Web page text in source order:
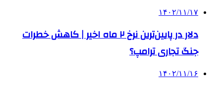
۱۴۰۲/۱۱/۱۷
دلار در پایین‌ترین نرخ ۲ ماه اخیر | کاهش خطرات
جنگ تجاری ترامپ؟
۱۴۰۲/۱۱/۱۶